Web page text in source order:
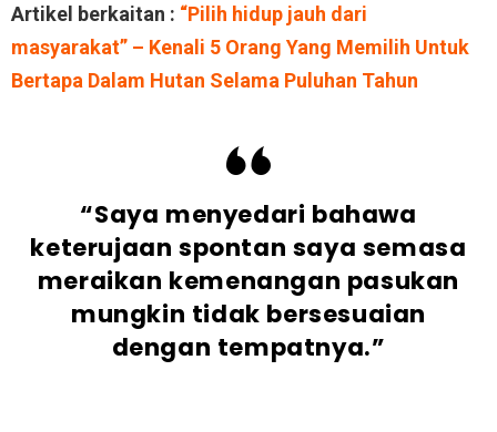
Artikel berkaitan : “Pilih hidup jauh dari
masyarakat” – Kenali 5 Orang Yang Memilih Untuk
Bertapa Dalam Hutan Selama Puluhan Tahun
“Saya menyedari bahawa
keterujaan spontan saya semasa
meraikan kemenangan pasukan
mungkin tidak bersesuaian
dengan tempatnya.”